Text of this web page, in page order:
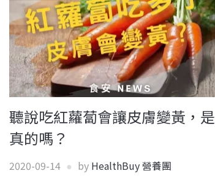
聽說吃紅蘿蔔會讓皮膚變黃，是
真的嗎？
2020-09-14 by HealthBuy 營養團